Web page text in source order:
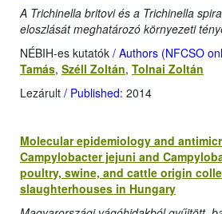
A Trichinella britovi és a Trichinella
eloszlását meghatározó környezeti
NÉBIH-es kutatók / Authors (NFCSO
Tamás, Széll Zoltán, Tolnai Zoltán
Lezárult / Published: 2014
Molecular epidemiology and
Campylobacter jejuni and
poultry, swine, and cattle origin
slaughterhouses in Hungary